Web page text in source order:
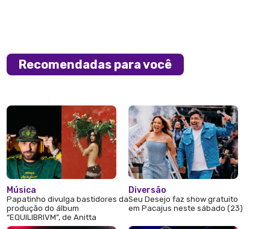
Recomendadas para você
Música
Papatinho divulga bastidores da
produção do álbum
“EQUILIBRIVM”, de Anitta
Diversão
Seu Desejo faz show gratuito
em Pacajus neste sábado (23)